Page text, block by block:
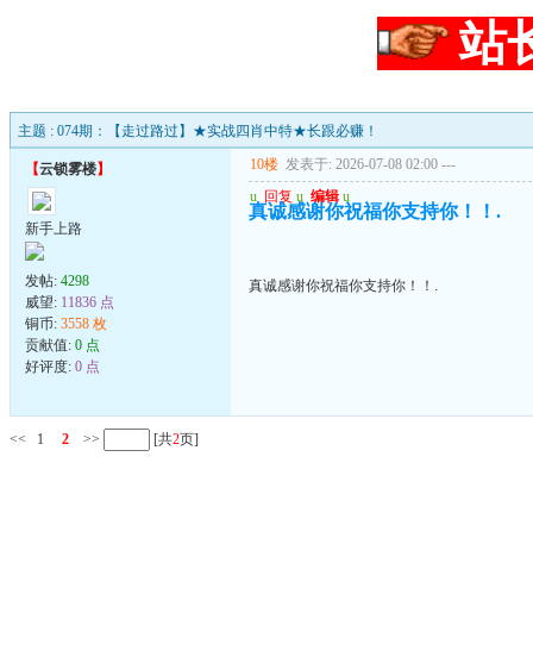
站
主题 : 074期：【走过路过】★实战四肖中特★长跟必赚！
【云锁雾楼】
新手上路
发帖: 4298
威望: 11836 点
铜币: 3558 枚
贡献值: 0 点
好评度: 0 点
10楼 发表于: 2026-07-08 02:00 ---
u 回复 u 编辑 u
真诚感谢你祝福你支持你！！.
真诚感谢你祝福你支持你！！.
<< 1 2 >> [共2页]